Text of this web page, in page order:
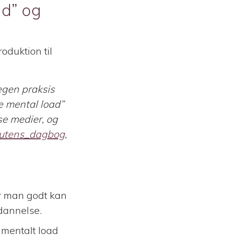
og
til
praksis
mental load”
medier, og
,
godt kan
load